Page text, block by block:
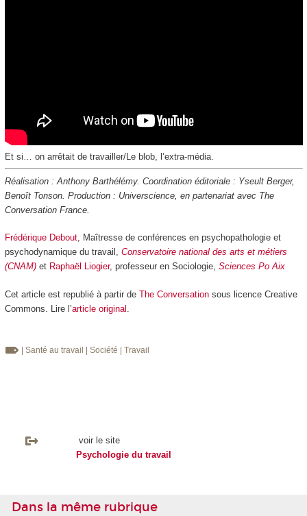
Et si… on arrêtait de travailler/Le blob, l’extra-média.
Réalisation : Anthony Barthélémy. Coordination éditoriale : Yseult Berger,
Benoît Tonson. Production : Universcience, en partenariat avec The
Conversation France.
Frédérique Debout, Maîtresse de conférences en psychopathologie et
psychodynamique du travail, Conservatoire national des arts et métiers
(CNAM)et Raphaël Liogier, professeur en Sociologie, Sciences Po Aix
Cet article est republié à partir de The Conversationsous licence Creative
Commons. Lire l’article original
| Santé au travail | Société | Travail
voir le site
Psychologie du travail
Dans la même rubrique